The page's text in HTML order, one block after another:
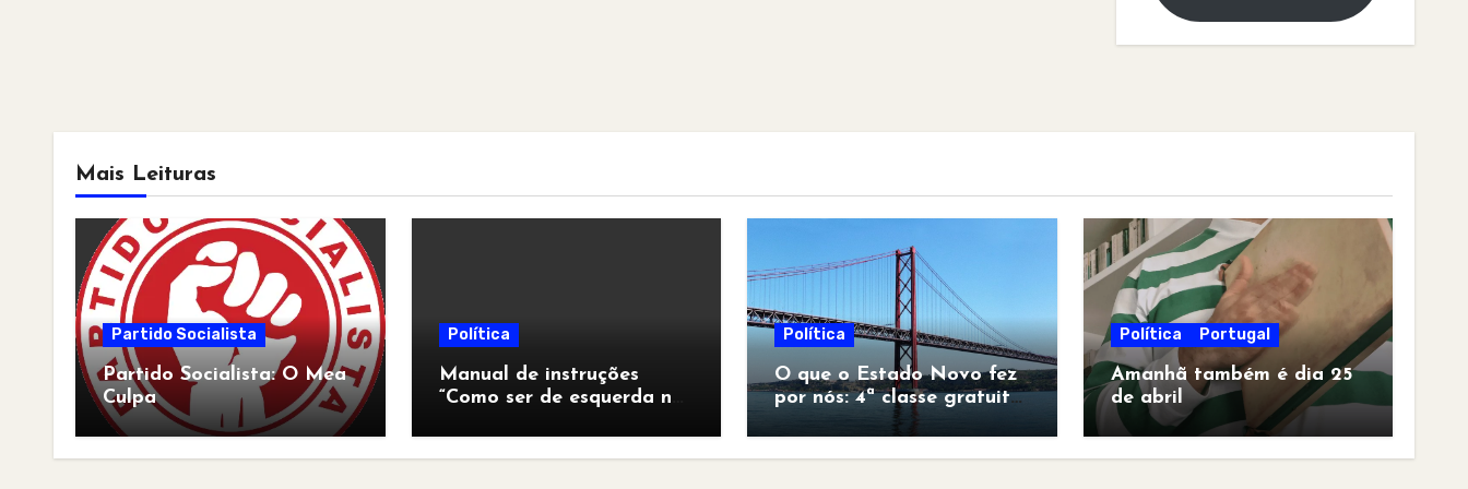
Mais Leituras
Partido Socialista
Partido Socialista: O Mea
Culpa
Política
Manual de instruções
“Como ser de esquerda no
Política
O que o Estado Novo fez
por nós: 4ª classe gratuita
para todos
Política Portugal
Amanhã também é dia 25
de abril